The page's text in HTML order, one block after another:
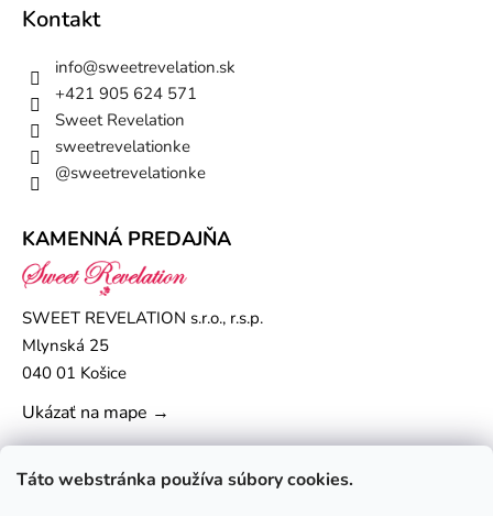
Táto webstránka používa súbory cookies.
Kontakt
info@sweetrevelation.sk
+421 905 624 571
Sweet Revelation
sweetrevelationke
@sweetrevelationke
KAMENNÁ PREDAJŇA
SWEET REVELATION s.r.o., r.s.p.
Mlynská 25
040 01 Košice
Ukázať na mape →